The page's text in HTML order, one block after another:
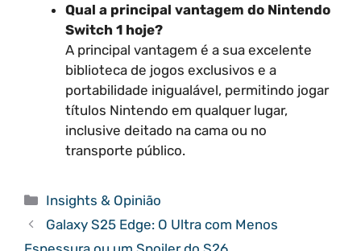
Qual a principal vantagem do Nintendo
Switch 1 hoje?
A principal vantagem é a sua excelente
biblioteca de jogos exclusivos e a
portabilidade inigualável, permitindo jogar
títulos Nintendo em qualquer lugar,
inclusive deitado na cama ou no
transporte público.
Categorias
Insights & Opinião
Galaxy S25 Edge: O Ultra com Menos